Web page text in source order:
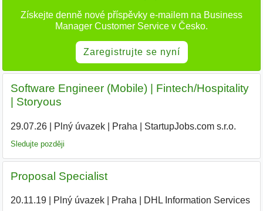
Získejte denně nové příspěvky e-mailem na Business
Manager Customer Service v Česko.
Zaregistrujte se nyní
Software Engineer (Mobile) | Fintech/Hospitality
| Storyous
29.07.26| Plný úvazek| Praha StartupJobs.com s.r.o.
Sledujte později
Proposal Specialist
20.11.19| Plný úvazek| Praha DHL Information Services|